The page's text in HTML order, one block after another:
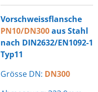
Vorschweissflansche
PN10/DN300aus Stahl
nach DIN2632/EN1092-1
Typ11
Grösse DN: DN300